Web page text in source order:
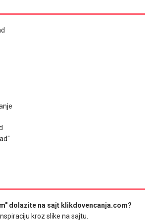
dolazite na sajt klikdovencanja.com?
kroz slike na sajtu.